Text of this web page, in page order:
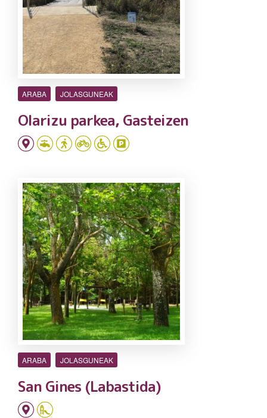
ARABA JOLASGUNEAK
Olarizu parkea, Gasteizen
ARABA JOLASGUNEAK
San Gines (Labastida)